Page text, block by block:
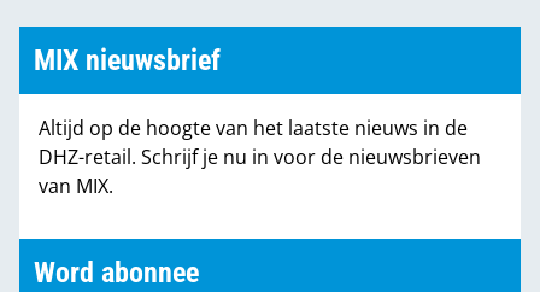
Marktcijfers
Partners
MIX nieuwsbrief
Altijd op de hoogte van het laatste nieuws in de
DHZ-retail. Schrijf je nu in voor de nieuwsbrieven
van MIX.
Word abonnee